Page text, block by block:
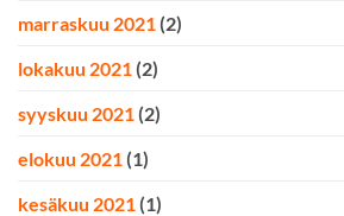
marraskuu 2021 (2)
lokakuu 2021 (2)
syyskuu 2021 (2)
elokuu 2021 (1)
kesäkuu 2021 (1)